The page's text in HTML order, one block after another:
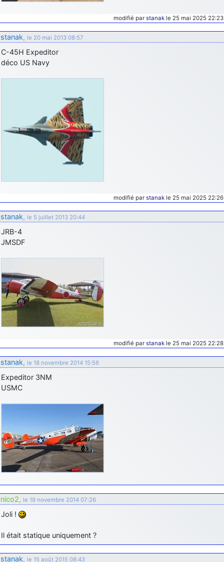
modifié par stanak le 25 mai 2025 22:23
stanak, le 20 mai 2013 08:57
C-45H Expeditor
déco US Navy
modifié par stanak le 25 mai 2025 22:26
stanak, le 5 juillet 2013 20:44
JRB-4
JMSDF
modifié par stanak le 25 mai 2025 22:28
stanak, le 18 novembre 2014 15:56
Expeditor 3NM
USMC
nico2, le 19 novembre 2014 07:26
Joli !
Il était statique uniquement ?
stanak, le 15 août 2015 08:43